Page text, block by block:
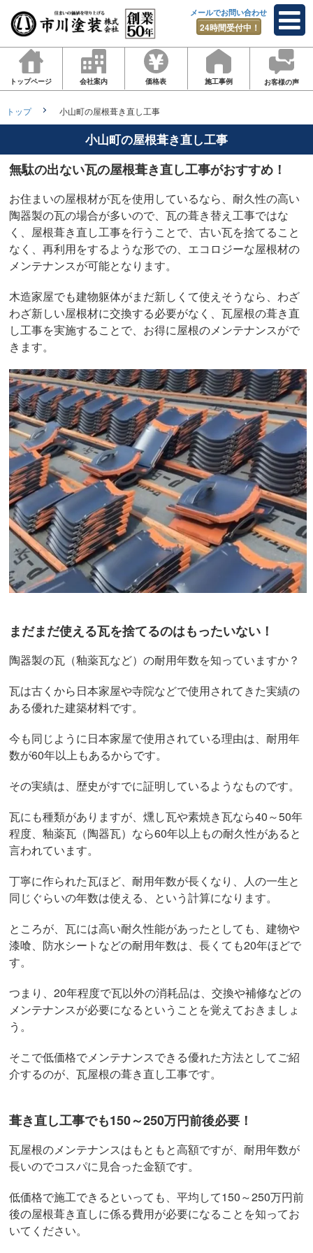
メールでお問い合わせ
24時間受付中！
トップページ 会社案内 価格表 施工事例 お客様の声
トップ 小山町の屋根葺き直し工事
小山町の屋根葺き直し工事
無駄の出ない瓦の屋根葺き直し工事がおすすめ！
お住まいの屋根材が瓦を使用しているなら、耐久性の高い
陶器製の瓦の場合が多いので、瓦の葺き替え工事ではな
く、屋根葺き直し工事を行うことで、古い瓦を捨てること
なく、再利用をするような形での、エコロジーな屋根材の
メンテナンスが可能となります。
木造家屋でも建物躯体がまだ新しくて使えそうなら、わざ
わざ新しい屋根材に交換する必要がなく、瓦屋根の葺き直
し工事を実施することで、お得に屋根のメンテナンスがで
きます。
まだまだ使える瓦を捨てるのはもったいない！
陶器製の瓦（釉薬瓦など）の耐用年数を知っていますか？
瓦は古くから日本家屋や寺院などで使用されてきた実績の
ある優れた建築材料です。
今も同じように日本家屋で使用されている理由は、耐用年
数が60年以上もあるからです。
その実績は、歴史がすでに証明しているようなものです。
瓦にも種類がありますが、燻し瓦や素焼き瓦なら40～50年
程度、釉薬瓦（陶器瓦）なら60年以上もの耐久性があると
言われています。
丁寧に作られた瓦ほど、耐用年数が長くなり、人の一生と
同じぐらいの年数は使える、という計算になります。
ところが、瓦には高い耐久性能があったとしても、建物や
漆喰、防水シートなどの耐用年数は、長くても20年ほどで
す。
つまり、20年程度で瓦以外の消耗品は、交換や補修などの
メンテナンスが必要になるということを覚えておきましょ
う。
そこで低価格でメンテナンスできる優れた方法としてご紹
介するのが、瓦屋根の葺き直し工事です。
葺き直し工事でも150～250万円前後必要！
瓦屋根のメンテナンスはもともと高額ですが、耐用年数が
長いのでコスパに見合った金額です。
低価格で施工できるといっても、平均して150～250万円前
後の屋根葺き直しに係る費用が必要になることを知ってお
いてください。